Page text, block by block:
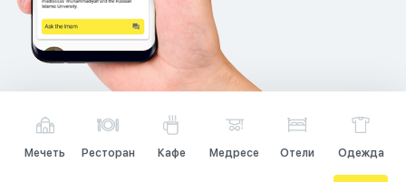
Мечеть Ресторан Кафе Медресе Отели Одежда